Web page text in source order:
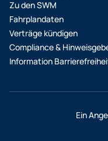
Tram-Projekten
weitere in Prüfung.
Zu den SWM
Fahrplandaten
Verträge kündigen
Compliance &
Information
Ein